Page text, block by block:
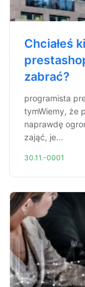
Chciałeś
zabrać?
programista
tymWiemy, że
naprawdę
zająć, je...
30.11.-0001